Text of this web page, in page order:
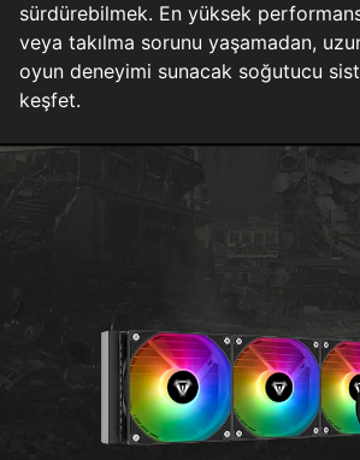
sürdürebilmek. En yüksek
veya takılma sorunu yaşamadan,
oyun deneyimi sunacak soğutucu
keşfet.